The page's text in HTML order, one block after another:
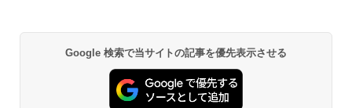
Google 検索で当サイトの記事を優先表示させる